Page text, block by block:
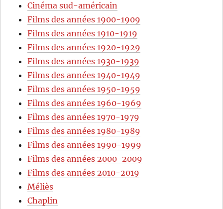
Cinéma sud-américain
Films des années 1900-1909
Films des années 1910-1919
Films des années 1920-1929
Films des années 1930-1939
Films des années 1940-1949
Films des années 1950-1959
Films des années 1960-1969
Films des années 1970-1979
Films des années 1980-1989
Films des années 1990-1999
Films des années 2000-2009
Films des années 2010-2019
Méliès
Chaplin